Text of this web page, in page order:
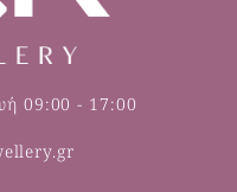
09:00 - 17:00